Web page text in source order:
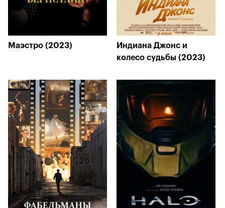
Маэстро (2023)
Индиана Джонс и
колесо судьбы (2023)